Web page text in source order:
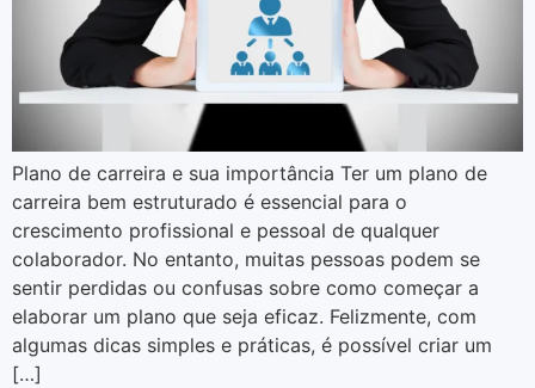
Plano de carreira e sua importância Ter um plano de
carreira bem estruturado é essencial para o
crescimento profissional e pessoal de qualquer
colaborador. No entanto, muitas pessoas podem se
sentir perdidas ou confusas sobre como começar a
elaborar um plano que seja eficaz. Felizmente, com
algumas dicas simples e práticas, é possível criar um
[…]